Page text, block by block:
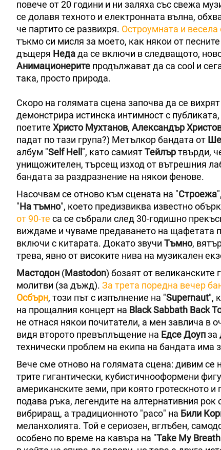
повече от 20 години и ни заляха със свежа
се долавя техното и електронната вълна,
че партито се развихря. Остроумната и весела
тъкмо си мисля за моето, как някои от
дъщеря Недада се включи в следващото,
Анимационерите продължават да са cool и
така, просто природа.
Скоро на голямата сцена започва да се вихрят
демонстрира истинска интимност с
поетите Христо Мухтанов, Александър
падат по тази група?) Метълкор бандата от
албум "Self Hell", като самиятТейлъртвърди,
унищожителен, търсещ изход от вътрешния
бандата за раздразнение на някои фенове.
Насочвам се отново към сцената на "Строежа
"На тъмно", което предизвиква известно
от 90-те са се събрали след 30-годишно
виждаме и чуваме предаването на щафетата
включи с китарата. Докато звучи Тъмно,
трева, явно от високите нива на музикален
Мастодон (Mastodon) бозаят от великанските
молитви (за дъжд). За трета поредна вечер
Осбърн, този път с изпълнение на "Supernaut",
на прощалния концерт на Black Sabbath Back
не отнася някои почитатели, а мен завлича в
видя второто превъплъщение на Едсе Доупза
технически проблем на екипа на бандата има
Вече сме отново на голямата сцена: дивим се
трите гигантически, кубистичнооформени
американските земи, при която гротескното
подава ръка, легендите на алтернативния рок
вибриращ, а традиционното "расо" на Били
меланхолията. Той е сериозен, вглъбен,
особено по време на кавъра на "Take My